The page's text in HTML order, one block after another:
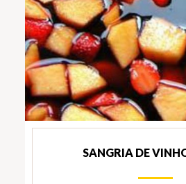
SANGRIA DE